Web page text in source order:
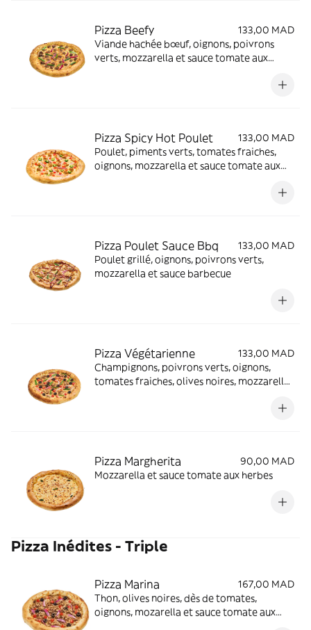
Pizza Beefy
133,00 MAD
Viande hachée bœuf, oignons, poivrons
verts, mozzarella et sauce tomate aux
Pizza Spicy Hot Poulet
133,00 MAD
Poulet, piments verts, tomates fraiches,
oignons, mozzarella et sauce tomate aux
Pizza Poulet Sauce Bbq
133,00 MAD
Poulet grillé, oignons, poivrons verts,
mozzarella et sauce barbecue
Pizza Végétarienne
133,00 MAD
Champignons, poivrons verts, oignons,
tomates fraiches, olives noires, mozzarella
Pizza Margherita
90,00 MAD
Mozzarella et sauce tomate aux herbes
Pizza Inédites - Triple
Pizza Marina
167,00 MAD
Thon, olives noires, dès de tomates,
oignons, mozarella et sauce tomate aux